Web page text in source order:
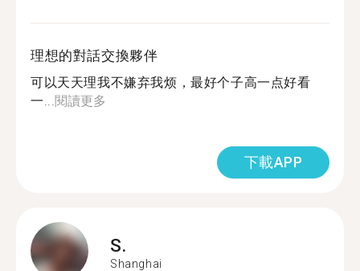
理想的對話交換夥伴
可以天天理我不嫌弃我烦，最好个子高一点好看
一...閱讀更多
下載APP
S.
Shanghai